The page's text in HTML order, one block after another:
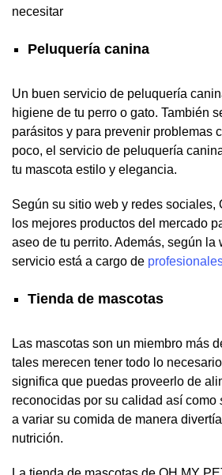
necesitar
Peluquería canina
Un buen servicio de peluquería
higiene de tu perro o gato. También
parásitos y para prevenir problemas
poco, el servicio de peluquería
tu mascota estilo y elegancia.
Según su sitio web y redes sociales,
los mejores productos del mercado
aseo de tu perrito. Además, según la
servicio está a cargo de
Tienda de mascotas
Las mascotas son un miembro más
tales merecen tener todo lo
significa que puedas proveerlo de
reconocidas por su calidad así como
a variar su comida de manera
nutrición.